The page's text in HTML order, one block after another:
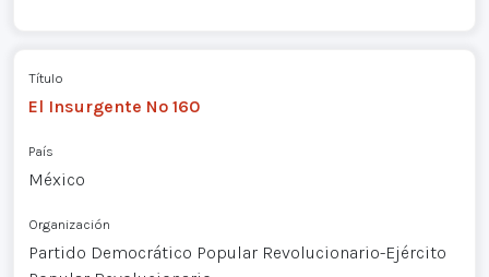
Título
El Insurgente Nº 160
País
México
Organización
Partido Democrático Popular Revolucionario-Ejército